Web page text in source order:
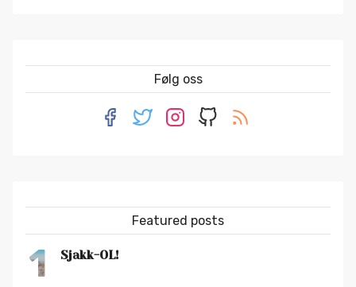
Følg oss
Featured posts
1 Sjakk-OL!